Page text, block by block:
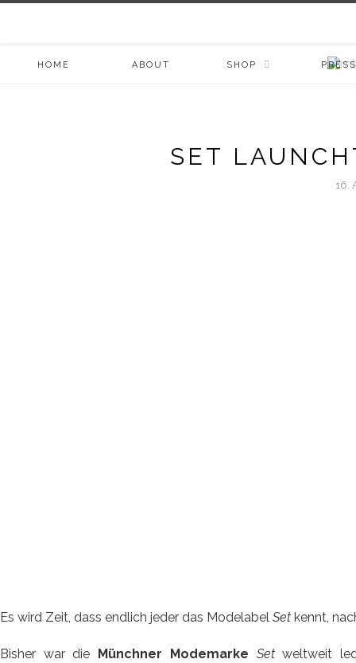
HOME ABOUT SHOP
SET
16.
Es wird Zeit, dass endlich jeder das Modelabel Set kennt,
Bisher war die Münchner Modemarke Set weltweit